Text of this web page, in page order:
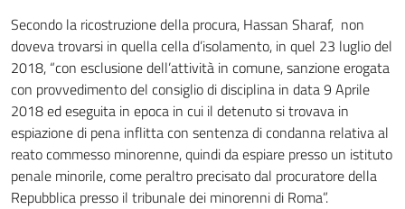
Secondo la ricostruzione della procura, Hassan Sharaf, non
doveva trovarsi in quella cella d’isolamento, in quel 23 luglio del
2018, “con esclusione dell’attività in comune, sanzione erogata
con provvedimento del consiglio di disciplina in data 9 Aprile
2018 ed eseguita in epoca in cui il detenuto si trovava in
espiazione di pena inflitta con sentenza di condanna relativa al
reato commesso minorenne, quindi da espiare presso un istituto
penale minorile, come peraltro precisato dal procuratore della
Repubblica presso il tribunale dei minorenni di Roma”.